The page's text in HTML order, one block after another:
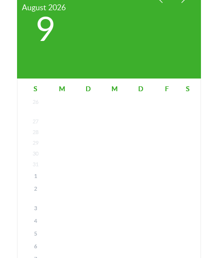
August 2026
9
S M D M D F S
26
27
28
29
30
31
1
2
3
4
5
6